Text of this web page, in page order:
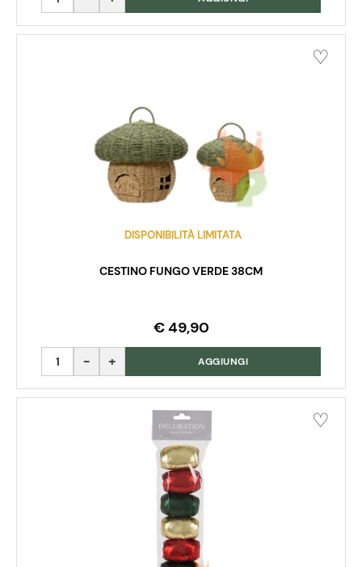
DISPONIBILITÀ LIMITATA
CESTINO FUNGO VERDE 38CM
€ 49,90
Quantità AGGIUNGI